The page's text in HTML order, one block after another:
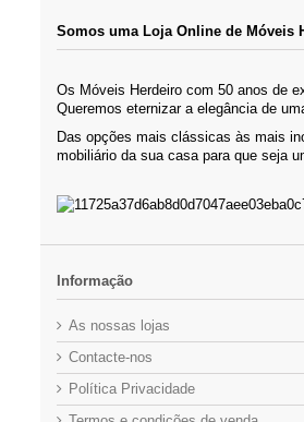
Somos uma Loja Online de Móveis
Os Móveis Herdeiro com 50 anos de
Queremos eternizar a elegância de
Das opções mais clássicas às mais
mobiliário da sua casa para que seja
Informação
As nossas lojas
Contacte-nos
Política Privacidade